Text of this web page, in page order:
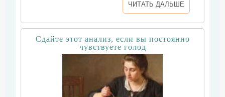
ЧИТАТЬ ДАЛЬШЕ
Сдайте этот анализ, если вы постоянно
чувствуете голод